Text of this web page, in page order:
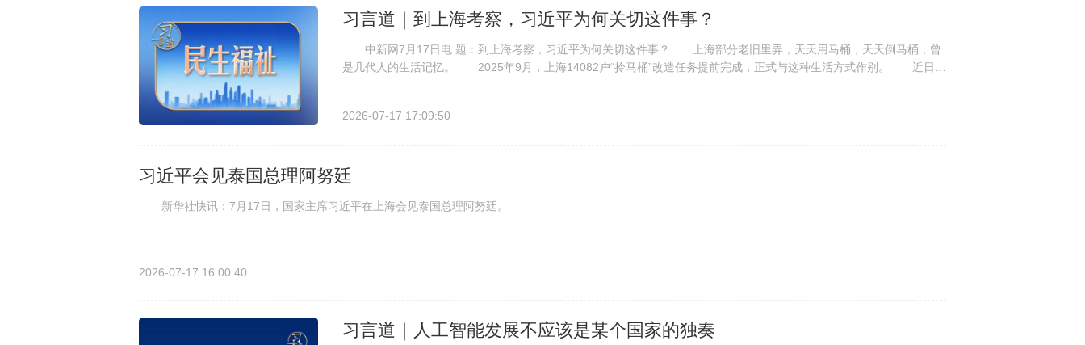
习言道｜到上海考察，习近平为何关切这件事？
中新网7月17日电 题：到上海考察，习近平为何关切这件事？ 上海部分老旧里弄，天天用马桶，天天倒马桶，曾
是几代人的生活记忆。 2025年9月，上海14082户“拎马桶”改造任务提前完成，正式与这种生活方式作别。 近日，
2026-07-17 17:09:50
习近平会见泰国总理阿努廷
新华社快讯：7月17日，国家主席习近平在上海会见泰国总理阿努廷。
2026-07-17 16:00:40
习言道｜人工智能发展不应该是某个国家的独奏